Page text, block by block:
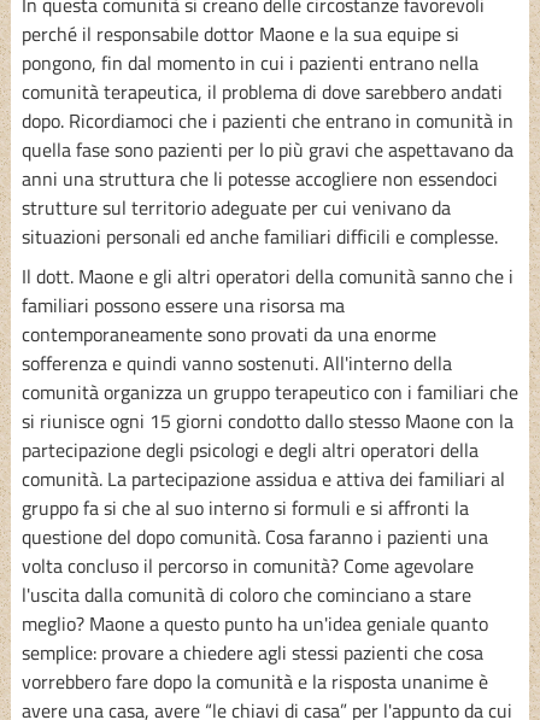
perché il responsabile dottor Maone e la sua equipe si
pongono, fin dal momento in cui i pazienti entrano nella
comunità terapeutica, il problema di dove sarebbero andati
dopo. Ricordiamoci che i pazienti che entrano in comunità in
quella fase sono pazienti per lo più gravi che aspettavano da
anni una struttura che li potesse accogliere non essendoci
strutture sul territorio adeguate per cui venivano da
situazioni personali ed anche familiari difficili e complesse.
Il dott. Maone e gli altri operatori della comunità sanno che i
familiari possono essere una risorsa ma
contemporaneamente sono provati da una enorme
sofferenza e quindi vanno sostenuti. All'interno della
comunità organizza un gruppo terapeutico con i familiari che
si riunisce ogni 15 giorni condotto dallo stesso Maone con la
partecipazione degli psicologi e degli altri operatori della
comunità. La partecipazione assidua e attiva dei familiari al
gruppo fa si che al suo interno si formuli e si affronti la
questione del dopo comunità. Cosa faranno i pazienti una
volta concluso il percorso in comunità? Come agevolare
l'uscita dalla comunità di coloro che cominciano a stare
meglio? Maone a questo punto ha un'idea geniale quanto
semplice: provare a chiedere agli stessi pazienti che cosa
vorrebbero fare dopo la comunità e la risposta unanime è
avere una casa, avere “le chiavi di casa” per l'appunto da cui